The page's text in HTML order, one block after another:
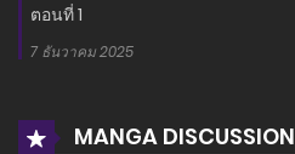
ตอนที่ 1
7 ธันวาคม 2025
MANGA DISCUSSION